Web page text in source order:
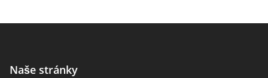
Naše stránky